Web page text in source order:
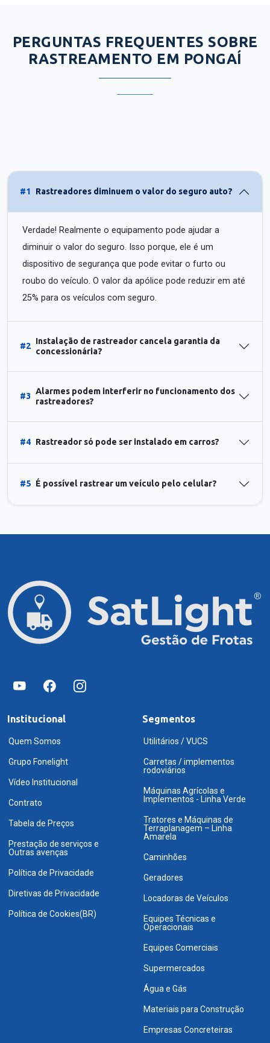
PERGUNTAS FREQUENTES SOBRE
RASTREAMENTO EM PONGAÍ
#1 Rastreadores diminuem o valor do seguro auto?
Verdade! Realmente o equipamento pode ajudar a
diminuir o valor do seguro. Isso porque, ele é um
dispositivo de segurança que pode evitar o furto ou
roubo do veículo. O valor da apólice pode reduzir em até
25% para os veículos com seguro.
#2
Instalação de rastreador cancela garantia da
concessionária?
#3
Alarmes podem interferir no funcionamento dos
rastreadores?
#4 Rastreador só pode ser instalado em carros?
#5 É possível rastrear um veículo pelo celular?
Institucional
Quem Somos
Grupo Fonelight
Vídeo Institucional
Contrato
Tabela de Preços
Prestação de serviços e
Outras avenças
Política de Privacidade
Diretivas de Privacidade
Política de Cookies(BR)
Segmentos
Utilitários / VUCS
Carretas / implementos
rodoviários
Máquinas Agrícolas e
Implementos - Linha Verde
Tratores e Máquinas de
Terraplanagem – Linha
Amarela
Caminhões
Geradores
Locadoras de Veículos
Equipes Técnicas e
Operacionais
Equipes Comerciais
Supermercados
Água e Gás
Materiais para Construção
Empresas Concreteiras